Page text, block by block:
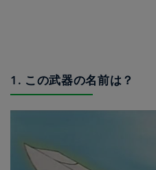
1. この武器の名前は？